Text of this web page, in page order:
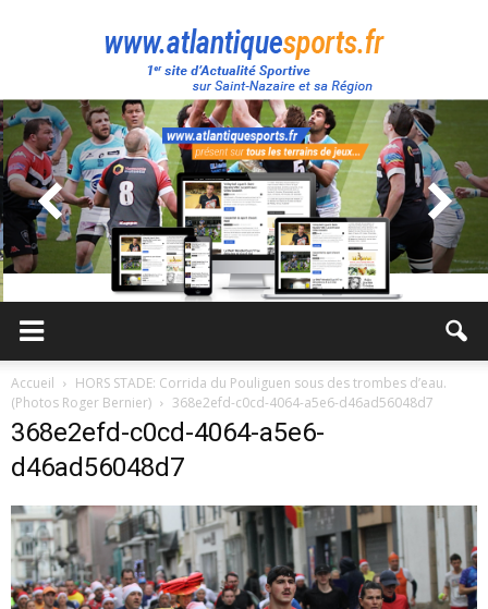
Atlantique
Sport
Accueil
HORS STADE: Corrida du Pouliguen sous des trombes d’eau.
(Photos Roger Bernier)
368e2efd-c0cd-4064-a5e6-d46ad56048d7
368e2efd-c0cd-4064-a5e6-
d46ad56048d7